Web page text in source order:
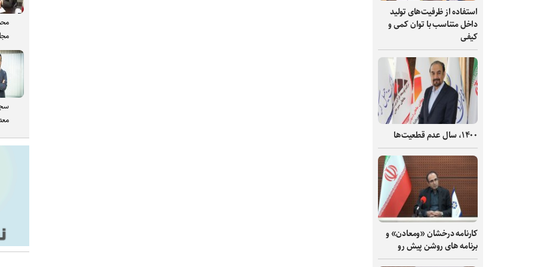
استفاده از ظرفیت‌های تولید
داخل متناسب با توان کمی و
کیفی
۱۴۰۰، سال عدم قطعیت‌ها
کارنامه درخشان «ومعادن» و
برنامه های روشن پیش رو